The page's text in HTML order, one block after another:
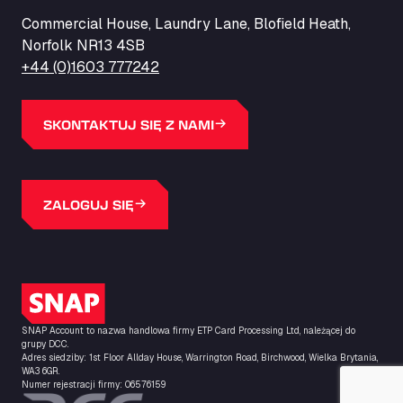
Barneys Diner
A18 Melton Ross Road, DN38 6LB
Bars Logistics Ltd
Elm Farm Depot, CO6 1HU
Bartrums Haulage & Storage
A140, Langton Green, IP23 7HS
Bolstoen 9, 1046 AS
Basiq Truck Cleaning Echt
A.G. Bellstraat 35A, 7903 AD
Bathgate Truck & Car Wash
16 Inchmuir Road, EH48 2EP
Batim Truckstop
Lar Bck Z 7 Mennen, 8930
Commercial House, Laundry Lane, Blofield Heath,
Norfolk NR13 4SB
+44 (0)1603 777242
SKONTAKTUJ SIĘ Z NAMI
ZALOGUJ SIĘ
Logo SNAP
SNAP Account to nazwa handlowa firmy ETP Card Processing Ltd, należącej do
grupy DCC.
Adres siedziby: 1st Floor Allday House, Warrington Road, Birchwood, Wielka Brytania,
WA3 6GR.
Numer rejestracji firmy: 06576159